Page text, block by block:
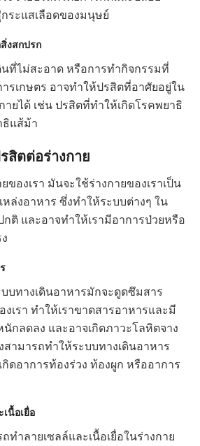
ระแสเลือดของมนุษย์
งสกปรก
นที่ไม่สะอาด หรือการทำกิจกรรมที่
รเกษตร อาจทำให้ปรสิตที่อาศัยอยู่ใน
ายได้ เช่น ปรสิตที่ทำให้เกิดโรคพยาธิ
ธิแส้ม้า
สิตต่อร่างกาย
ของเรา มันจะใช้ร่างกายของเราเป็น
ล่งอาหาร ซึ่งทำให้ระบบต่างๆ ใน
กติ และอาจทำให้เรามีอาการป่วยหรือ
บทางเดินอาหารมักจะดูดซึมสาร
เรา ทำให้เราขาดสารอาหารและมี
กลดลง และอาจเกิดภาวะโลหิตจาง
ามารถทำให้ระบบทางเดินอาหาร
ดอาการท้องร่วง ท้องผูก หรืออาการ
นื้อเยื่อ
ำลายเซลล์และเนื้อเยื่อในร่างกาย